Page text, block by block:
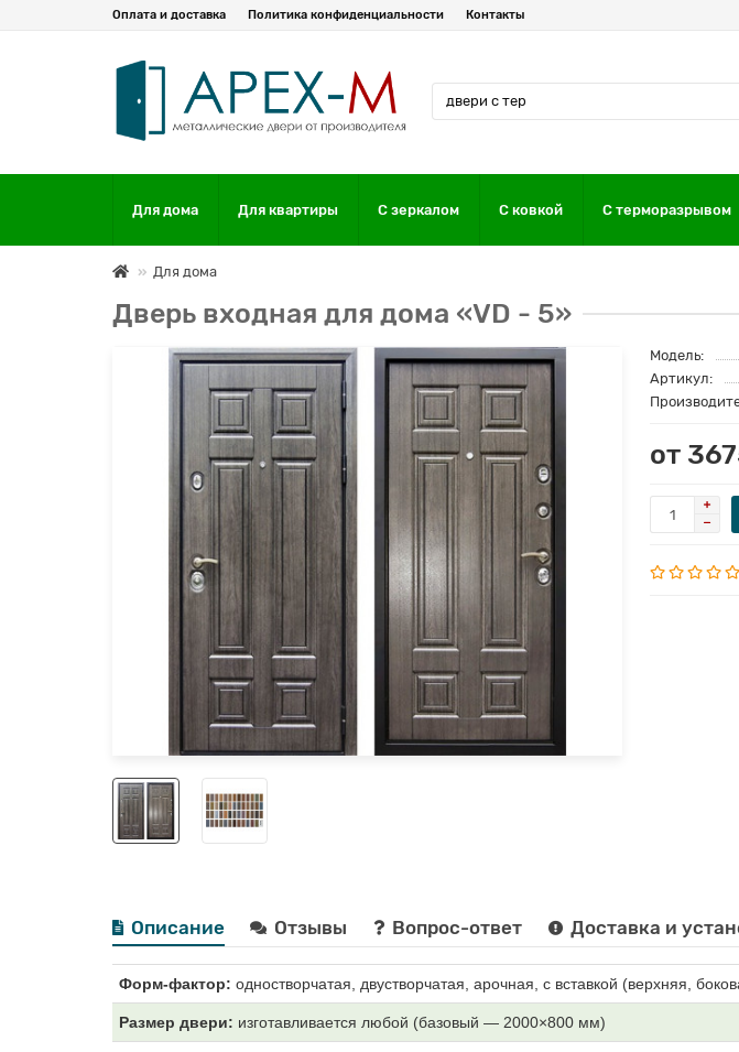
Оплата и доставка Политика конфиденциальности Контакты
Для дома Для квартиры С зеркалом С ковкой С терморазрывом
Для дома
Дверь входная для дома «VD - 5»
Модель:
Артикул:
от
Описание Отзывы Вопрос-ответ Доставка и
Форм-фактор: одностворчатая, двустворчатая, арочная, с вставкой (верхняя,
Размер двери: изготавливается любой (базовый — 2000×800 мм)